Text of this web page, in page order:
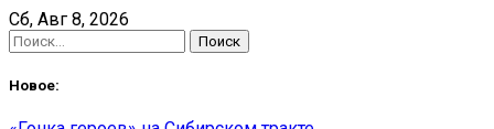
Skip
to
content
Сб, Авг 8, 2026
Найти:
Новое: